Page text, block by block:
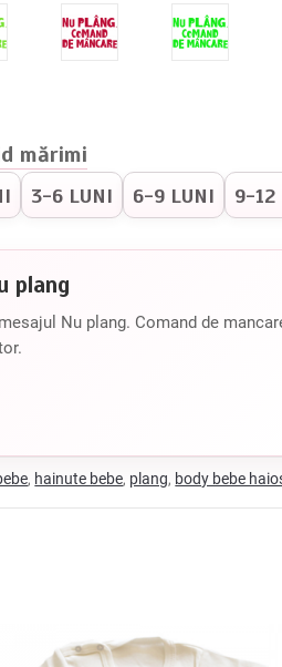
mărimi
3-6 LUNI 6-9 LUNI 9-12
plang
Nu plang. Comand de
, hainute bebe, plang, body bebe